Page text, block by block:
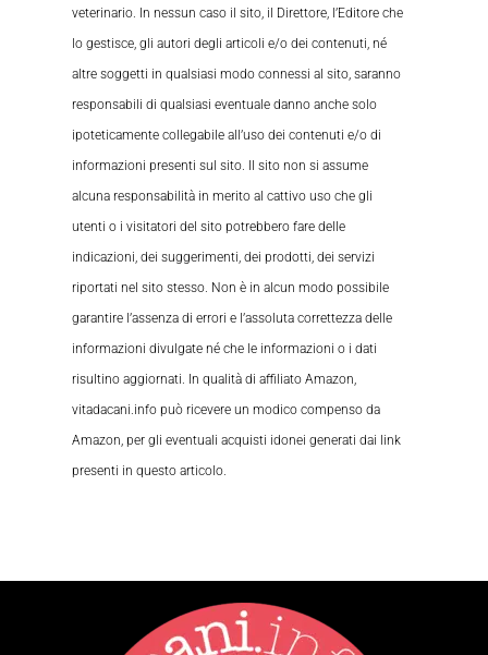
veterinario. In nessun caso il sito, il Direttore, l’Editore che
lo gestisce, gli autori degli articoli e/o dei contenuti, né
altre soggetti in qualsiasi modo connessi al sito, saranno
responsabili di qualsiasi eventuale danno anche solo
ipoteticamente collegabile all’uso dei contenuti e/o di
informazioni presenti sul sito. Il sito non si assume
alcuna responsabilità in merito al cattivo uso che gli
utenti o i visitatori del sito potrebbero fare delle
indicazioni, dei suggerimenti, dei prodotti, dei servizi
riportati nel sito stesso. Non è in alcun modo possibile
garantire l’assenza di errori e l’assoluta correttezza delle
informazioni divulgate né che le informazioni o i dati
risultino aggiornati. In qualità di affiliato Amazon,
vitadacani.info può ricevere un modico compenso da
Amazon, per gli eventuali acquisti idonei generati dai link
presenti in questo articolo.